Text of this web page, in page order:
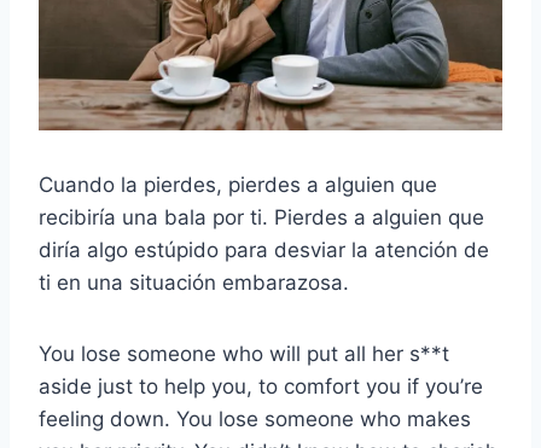
Cuando la pierdes, pierdes a alguien que
recibiría una bala por ti. Pierdes a alguien que
diría algo estúpido para desviar la atención de
ti en una situación embarazosa.
You lose someone who will put all her s**t
aside just to help you, to comfort you if you’re
feeling down. You lose someone who makes